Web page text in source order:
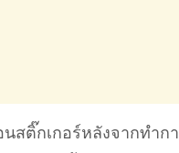
สติ๊กเกอร์หลังจากทำก